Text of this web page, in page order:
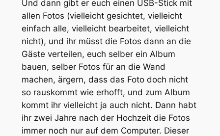
Und dann gibt er euch einen USB-Stick mit
allen Fotos (vielleicht gesichtet, vielleicht
einfach alle, vielleicht bearbeitet, vielleicht
nicht), und ihr müsst die Fotos dann an die
Gäste verteilen, euch selber ein Album
bauen, selber Fotos für an die Wand
machen, ärgern, dass das Foto doch nicht
so rauskommt wie erhofft, und zum Album
kommt ihr vielleicht ja auch nicht. Dann habt
ihr zwei Jahre nach der Hochzeit die Fotos
immer noch nur auf dem Computer. Dieser